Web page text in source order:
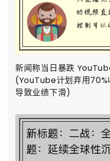
新闻称当日暴跌
(YouTube计划弃用70%
导致业绩下滑)